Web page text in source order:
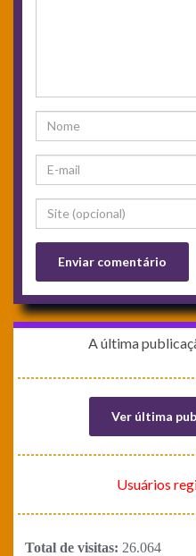
A última publicação no site
Ver última
Usuários